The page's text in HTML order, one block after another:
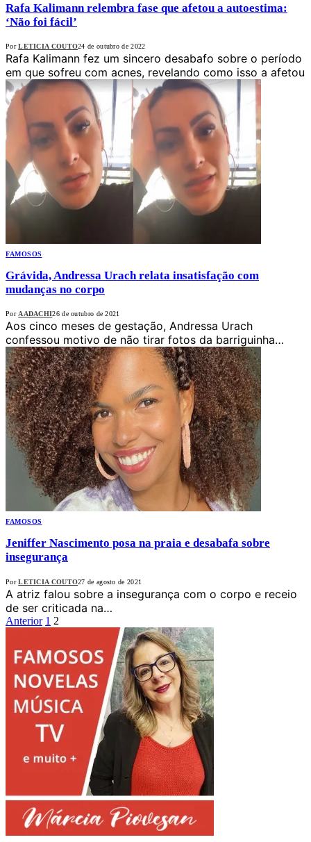
Rafa Kalimann relembra fase que afetou a autoestima:
‘Não foi fácil’
Por LETICIA COUTO24 de outubro de 2022
Rafa Kalimann fez um sincero desabafo sobre o período
em que sofreu com acnes, revelando como isso a afetou
FAMOSOS
Grávida, Andressa Urach relata insatisfação com
mudanças no corpo
Por AADACHI26 de outubro de 2021
Aos cinco meses de gestação, Andressa Urach
confessou motivo de não tirar fotos da barriguinha…
FAMOSOS
Jeniffer Nascimento posa na praia e desabafa sobre
insegurança
Por LETICIA COUTO27 de agosto de 2021
A atriz falou sobre a insegurança com o corpo e receio
de ser criticada na…
Anterior 1 2